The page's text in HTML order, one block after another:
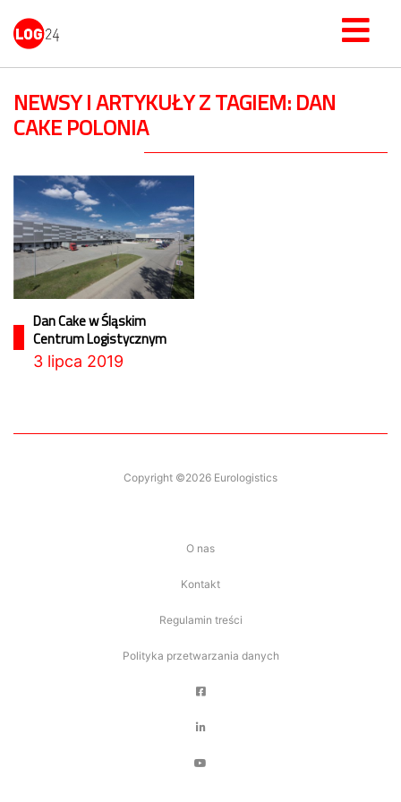
NEWSY I ARTYKUŁY Z TAGIEM: DAN
CAKE POLONIA
Dan Cake w Śląskim
Centrum Logistycznym
3 lipca 2019
Copyright ©2026 Eurologistics
O nas
Kontakt
Regulamin treści
Polityka przetwarzania danych